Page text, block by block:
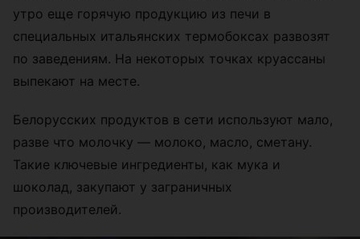
утро еще горячую продукцию из печи в
специальных итальянских термобоксах развозят
по заведениям. На некоторых точках круассаны
выпекают на месте.
Белорусских продуктов в сети используют мало,
разве что молочку — молоко, масло, сметану.
Такие ключевые ингредиенты, как мука и
шоколад, закупают у заграничных
производителей.